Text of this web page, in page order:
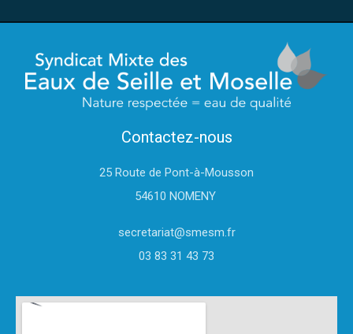
Contactez-nous
25 Route de Pont-à-Mousson
54610 NOMENY
secretariat@smesm.fr
03 83 31 43 73